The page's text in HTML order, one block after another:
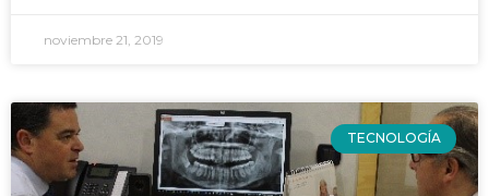
noviembre 21, 2019
TECNOLOGÍA